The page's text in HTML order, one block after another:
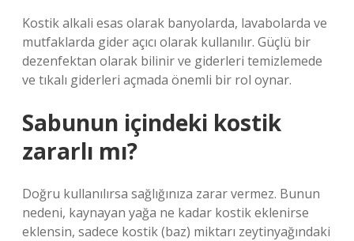
Kostik alkali esas olarak banyolarda, lavabolarda ve
mutfaklarda gider açıcı olarak kullanılır. Güçlü bir
dezenfektan olarak bilinir ve giderleri temizlemede
ve tıkalı giderleri açmada önemli bir rol oynar.
Sabunun içindeki kostik
zararlı mı?
Doğru kullanılırsa sağlığınıza zarar vermez. Bunun
nedeni, kaynayan yağa ne kadar kostik eklenirse
eklensin, sadece kostik (baz) miktarı zeytinyağındaki